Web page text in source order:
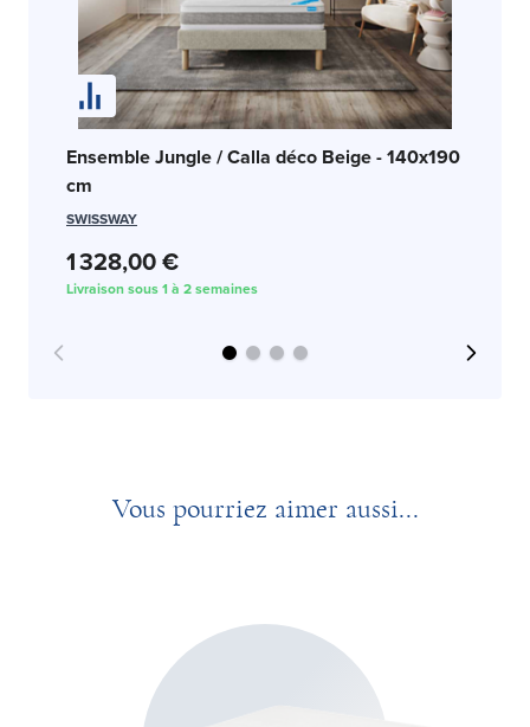
Ensemble Jungle / Calla déco Beige - 140x190
cm
SWISSWAY
1 328,00 €
Livraison sous 1 à 2 semaines
Vous pourriez aimer aussi...